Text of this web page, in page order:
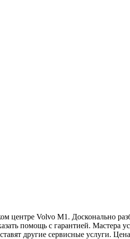
центре Volvo M1. Досконально
помощь с гарантией. Мастера
другие сервисные услуги.